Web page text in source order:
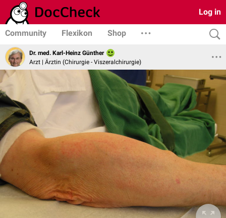
Log in
Community Flexikon Shop
Dr. med. Karl-Heinz Günther
Arzt | Ärztin (Chirurgie - Viszeralchirurgie)